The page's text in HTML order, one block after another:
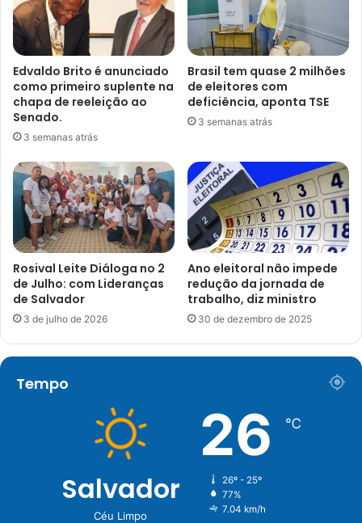
Edvaldo Brito é anunciado
como primeiro suplente na
chapa de reeleição ao
Senado.
3 semanas atrás
Brasil tem quase 2 milhões
de eleitores com
deficiência, aponta TSE
3 semanas atrás
Rosival Leite Diáloga no 2
de Julho: com Lideranças
de Salvador
3 de julho de 2026
Ano eleitoral não impede
redução da jornada de
trabalho, diz ministro
30 de dezembro de 2025
Tempo
Salvador
Céu Limpo
26 ℃
26º - 25º
77%
7.04 km/h